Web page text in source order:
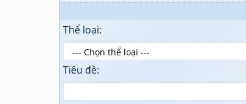
Thể loại:
Tiêu đề: